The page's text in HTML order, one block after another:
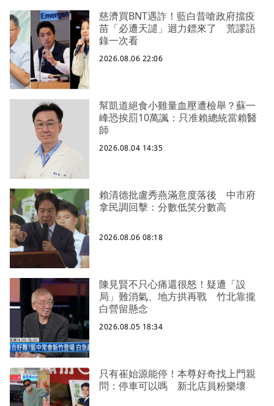
慈濟買BNT遇詐！藍白昔嗆政府擋疫
苗「必遭天譴」迴力鏢來了 荒謬語
錄一次看
2026.08.06 22:06
幫凱道絕食小雞量血壓遭檢舉？蘇一
峰恐挨罰10萬諷：只准賴總統當賴醫
師
2026.08.04 14:35
賴清德批盧秀燕滿意度落後 中市府
拿民調回擊：分數低笑分數高
2026.08.06 08:18
陳見賢不只心痛還很怒！疑遭「設
局」難消氣、地方拱再戰 竹北靠攏
白營留懸念
2026.08.05 18:34
只有崔始源能停！本尊好奇找上門親
問：停車可以嗎 新北店員粉樂壞